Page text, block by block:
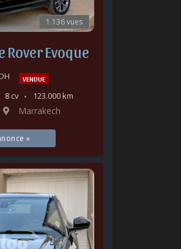
1.136 vues
Rover Evoque
VENDUE
8 cv 123.000 km
Marrakech
»